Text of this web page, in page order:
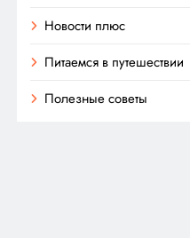
Новости плюс
Питаемся в путешествии
Полезные советы